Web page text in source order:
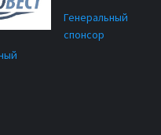
Генеральный
спонсор